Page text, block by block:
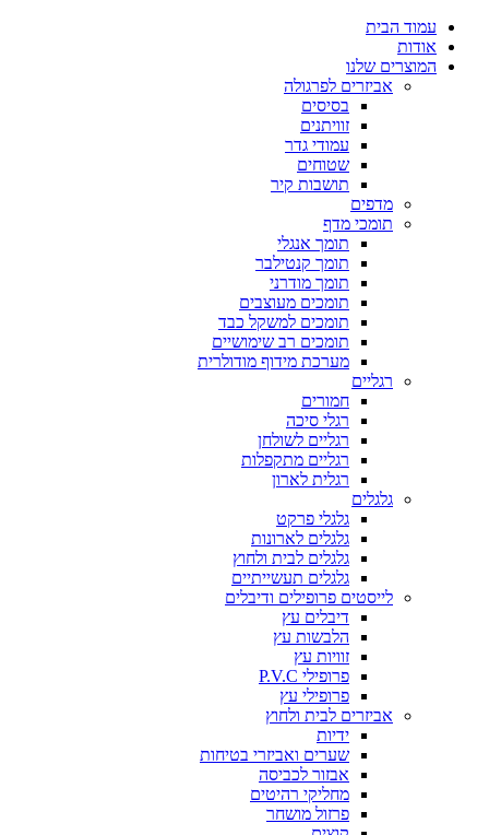
עמוד הבית
אודות
המוצרים שלנו
אביזרים לפרגולה
בסיסים
זוויתנים
עמודי גדר
שטוחים
תושבות קיר
מדפים
תומכי מדף
תומך אנגלי
תומך קנטילבר
תומך מודרני
תומכים מעוצבים
תומכים למשקל כבד
תומכים רב שימושיים
מערכת מידוף מודולרית
רגליים
חמורים
רגלי סיכה
רגליים לשולחן
רגליים מתקפלות
רגלית לארון
גלגלים
גלגלי פרקט
גלגלים לארונות
גלגלים לבית ולחוץ
גלגלים תעשייתיים
לייסטים פרופילים ודיבלים
דיבלים עץ
הלבשות עץ
זוויות עץ
פרופילי P.V.C
פרופילי עץ
אביזרים לבית ולחוץ
ידיות
שערים ואביזרי בטיחות
אבזור לכביסה
מחליקי רהיטים
פרזול מושחר